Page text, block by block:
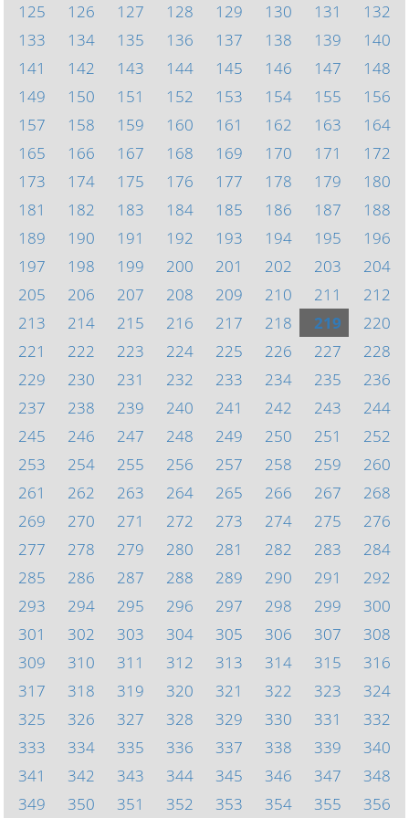
125
126 127 128 129 130 131
132
133
134 135 136 137 138 139
140
141
142 143 144 145 146 147
148
149
150 151 152 153 154 155
156
157
158 159 160 161 162 163
164
165
166 167 168 169 170 171
172
173
174 175 176 177 178 179
180
181
182 183 184 185 186 187
188
189
190 191 192 193 194 195
196
197
198 199 200 201 202 203
204
205
206 207 208 209 210 211
212
213
214 215 216 217 218 219
220
221
222 223 224 225 226 227
228
229
230 231 232 233 234 235
236
237
238 239 240 241 242 243
244
245
246 247 248 249 250 251
252
253
254 255 256 257 258 259
260
261
262 263 264 265 266 267
268
269
270 271 272 273 274 275
276
277
278 279 280 281 282 283
284
285
286 287 288 289 290 291
292
293
294 295 296 297 298 299
300
301
302 303 304 305 306 307
308
309
310 311 312 313 314 315
316
317
318 319 320 321 322 323
324
325
326 327 328 329 330 331
332
333
334 335 336 337 338 339
340
341
342 343 344 345 346 347
348
349
350 351 352 353 354 355 356